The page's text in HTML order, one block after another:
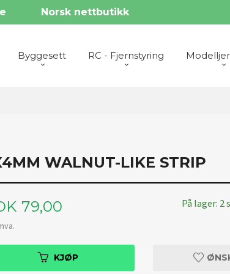
Norsk nettbutikk
Byggesett RC - Fjernstyring
WALNUT-LIKE STRIP
79,00 På lager: 2
KJØP